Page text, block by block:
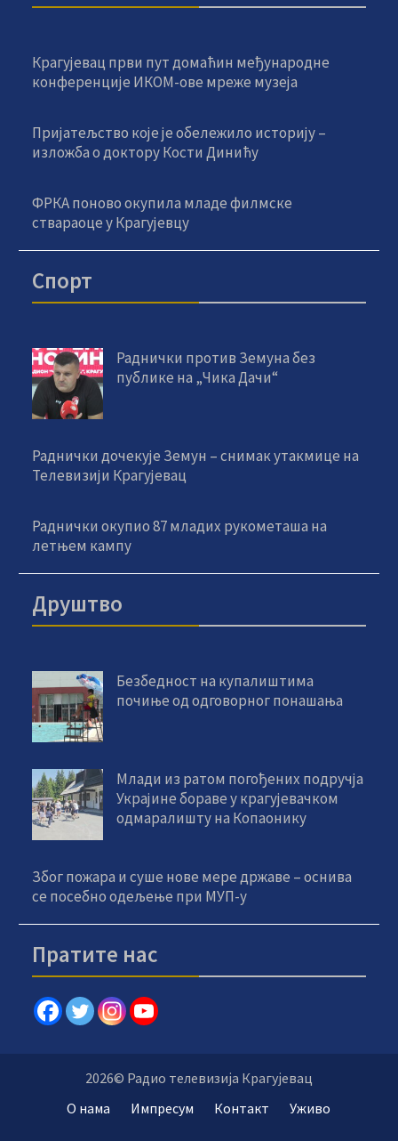
Крагујевац први пут домаћин међународне
конференције ИКОМ-ове мреже музеја
Пријатељство које је обележило историју –
изложба о доктору Кости Динићу
ФРКА поново окупила младе филмске
ствараоце у Крагујевцу
Спорт
Раднички против Земуна без
публике на „Чика Дачи“
Раднички дочекује Земун – снимак утакмице на
Телевизији Крагујевац
Раднички окупио 87 младих рукометаша на
летњем кампу
Друштво
Безбедност на купалиштима
почиње од одговорног понашања
Млади из ратом погођених подручја
Украјине бораве у крагујевачком
одмаралишту на Копаонику
Због пожара и суше нове мере државе – оснива
се посебно одељење при МУП-у
Пратите нас
2026© Радио телевизија Крагујевац
О нама
Импресум Контакт Уживо